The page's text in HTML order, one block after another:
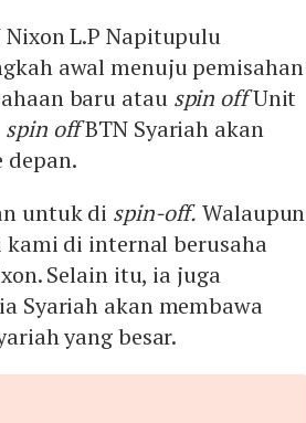
L.P Napitupulu
awal menuju pemisahan
baru atau spin offUnit
spin offBTN Syariah akan
depan.
untuk di spin-off. Walaupun
kami di internal berusaha
Selain itu, ia juga
Syariah akan membawa
yang besar.